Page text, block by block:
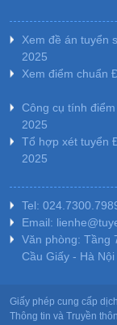
Xem đề án tuyển
2025
Xem điểm chuẩn
Công cụ tính
2025
Tổ hợp xét tuyển
2025
Tel:
Email:
Văn phòng: Tầng
Cầu Giấy - Hà Nội
Giấy phép cung cấp
Thông tin và Truyền